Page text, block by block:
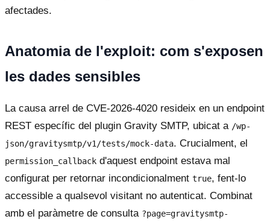
afectades.
Anatomia de l'exploit: com s'exposen
les dades sensibles
La causa arrel de CVE-2026-4020 resideix en un endpoint
REST específic del plugin Gravity SMTP, ubicat a /wp-
json/gravitysmtp/v1/tests/mock-data. Crucialment, el
permission_callback d'aquest endpoint estava mal
configurat per retornar incondicionalment true, fent-lo
accessible a qualsevol visitant no autenticat. Combinat
amb el paràmetre de consulta ?page=gravitysmtp-